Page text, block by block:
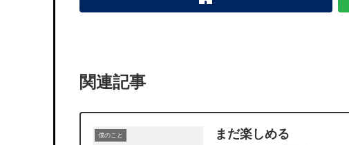
関連記事
僕のこと まだ楽しめる